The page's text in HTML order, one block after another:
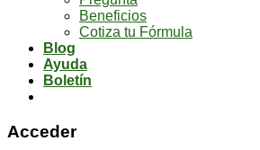
Beneficios
Cotiza tu Fórmula
Blog
Ayuda
Boletín
Acceder